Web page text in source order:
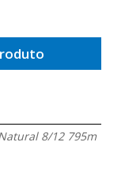
8/12 795m